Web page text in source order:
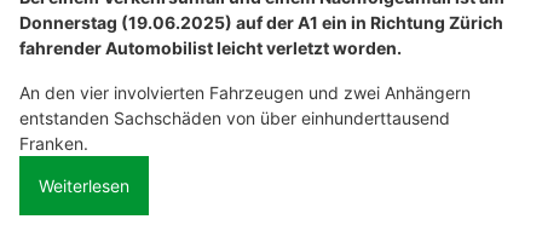
Donnerstag (19.06.2025) auf der A1 ein in Richtung Zürich
fahrender Automobilist leicht verletzt worden.
An den vier involvierten Fahrzeugen und zwei Anhängern
entstanden Sachschäden von über einhunderttausend
Franken.
Weiterlesen